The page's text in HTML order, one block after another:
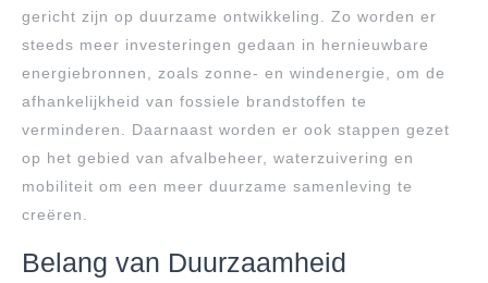
gericht zijn op duurzame ontwikkeling. Zo worden er
steeds meer investeringen gedaan in hernieuwbare
energiebronnen, zoals zonne- en windenergie, om de
afhankelijkheid van fossiele brandstoffen te
verminderen. Daarnaast worden er ook stappen gezet
op het gebied van afvalbeheer, waterzuivering en
mobiliteit om een meer duurzame samenleving te
creëren.
Belang van Duurzaamheid